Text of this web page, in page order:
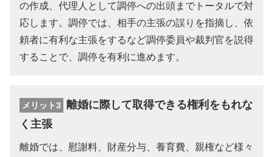
の作成、代理人として調停への出頭までトータルで対
応します。調停では、相手の主張の誤りを指摘し、依
頼者に有利な主張をするなど調停委員や裁判官を説得
することで、調停を有利に進めます。
メリット3
離婚に際して取得できる権利をもれな
く主張
離婚では、慰謝料、財産分与、養育費、親権など様々